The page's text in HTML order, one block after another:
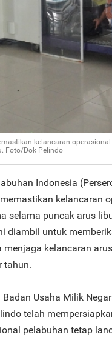
kelancaran
Foto/Dok Pelindo
Indonesia
kelancaran
selama puncak arus
diambil untuk
menjaga kelancaran
tahun.
Usaha Milik
telah
pelabuhan tetap